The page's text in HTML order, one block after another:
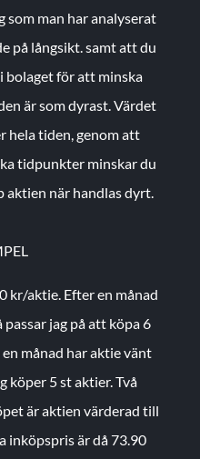
som man har analyserat
på långsikt. samt att du
för att minska
är som dyrast. Värdet
hela tiden, genom att
tidpunkter minskar du
aktien när handlas dyrt.
kr/aktie. Efter en månad
jag på att köpa 6
månad har aktie vänt
köper 5 st aktier.Två
är aktien värderad till
inköpspris är då 73.90